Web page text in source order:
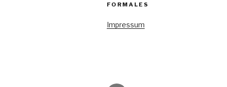
FORMALES
Impressum